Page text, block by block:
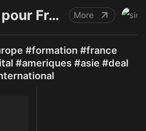
Outils pour Freelances & Solopreneurs @NumerOOs More
#formation #france
#ameriques #asie #deal